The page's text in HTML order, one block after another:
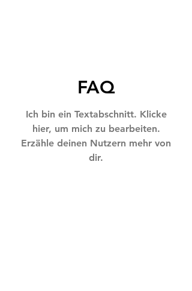
FAQ
Ich bin ein Textabschnitt. Klicke
hier, um mich zu bearbeiten.
Erzähle deinen Nutzern mehr von
dir.